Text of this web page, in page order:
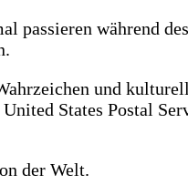
während
und
States Postal
der Welt.